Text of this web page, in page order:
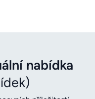
nabídka